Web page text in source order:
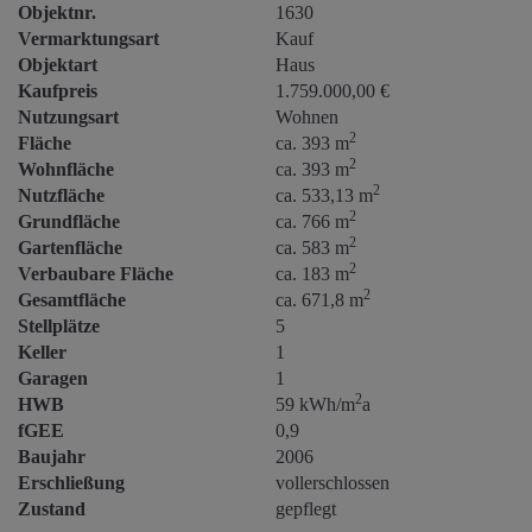
Objektnr.
1630
Vermarktungsart
Kauf
Objektart
Haus
Kaufpreis
1.759.000,00 €
Nutzungsart
Wohnen
Fläche
ca. 393 m2
Wohnfläche ca. 393 m2
Nutzfläche ca. 533,13 m2
Grundfläche ca. 766 m2
Gartenfläche ca. 583 m2
Verbaubare Fläche ca. 183 m2
Gesamtfläche ca. 671,8 m2
Stellplätze
5
Keller
1
Garagen
1
HWB
59 kWh/m2a
fGEE
0,9
Baujahr
2006
Erschließung
vollerschlossen
Zustand
gepflegt